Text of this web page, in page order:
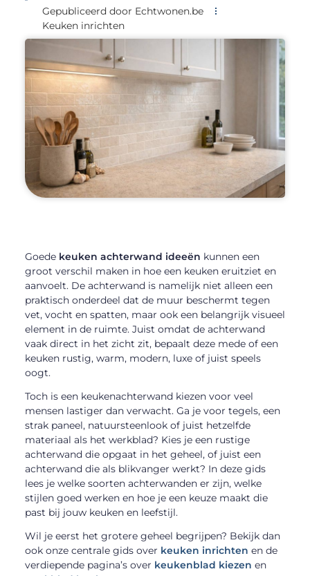
Gepubliceerd door Echtwonen.be
Keuken inrichten
Goede keuken achterwand ideeën kunnen een
groot verschil maken in hoe een keuken eruitziet en
aanvoelt. De achterwand is namelijk niet alleen een
praktisch onderdeel dat de muur beschermt tegen
vet, vocht en spatten, maar ook een belangrijk visueel
element in de ruimte. Juist omdat de achterwand
vaak direct in het zicht zit, bepaalt deze mede of een
keuken rustig, warm, modern, luxe of juist speels
oogt.
Toch is een keukenachterwand kiezen voor veel
mensen lastiger dan verwacht. Ga je voor tegels, een
strak paneel, natuursteenlook of juist hetzelfde
materiaal als het werkblad? Kies je een rustige
achterwand die opgaat in het geheel, of juist een
achterwand die als blikvanger werkt? In deze gids
lees je welke soorten achterwanden er zijn, welke
stijlen goed werken en hoe je een keuze maakt die
past bij jouw keuken en leefstijl.
Wil je eerst het grotere geheel begrijpen? Bekijk dan
ook onze centrale gids over keuken inrichten en de
verdiepende pagina’s over keukenblad kiezen en